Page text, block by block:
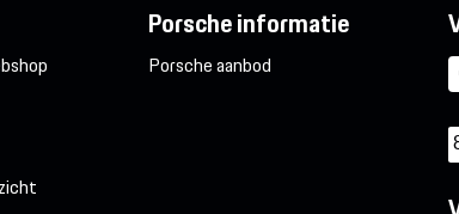
Porsche informatie
Porsche aanbod